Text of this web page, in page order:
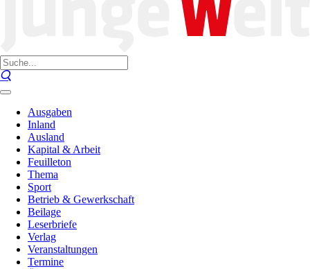
Ausgaben
Inland
Ausland
Kapital & Arbeit
Feuilleton
Thema
Sport
Betrieb & Gewerkschaft
Beilage
Leserbriefe
Verlag
Veranstaltungen
Termine